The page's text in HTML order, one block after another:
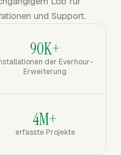
und Support.
90K+
der Everhour-
Erweiterung
4M+
erfasste Projekte